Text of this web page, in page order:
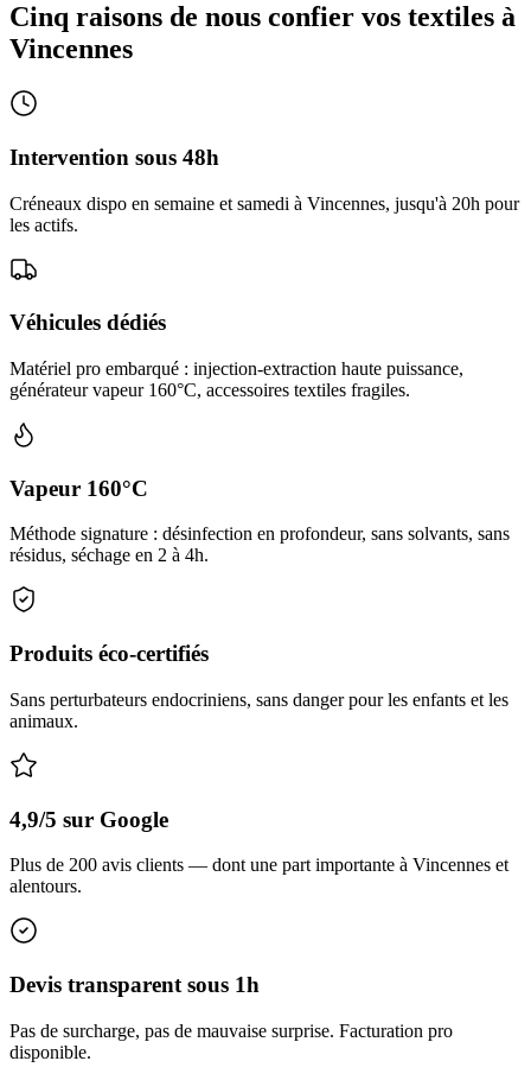
Cinq raisons de nous confier vos textiles à
Vincennes
Intervention sous 48h
Créneaux dispo en semaine et samedi à Vincennes, jusqu'à 20h pour
les actifs.
Véhicules dédiés
Matériel pro embarqué : injection-extraction haute puissance,
générateur vapeur 160°C, accessoires textiles fragiles.
Vapeur 160°C
Méthode signature : désinfection en profondeur, sans solvants, sans
résidus, séchage en 2 à 4h.
Produits éco-certifiés
Sans perturbateurs endocriniens, sans danger pour les enfants et les
animaux.
4,9/5 sur Google
Plus de 200 avis clients — dont une part importante à Vincennes et
alentours.
Devis transparent sous 1h
Pas de surcharge, pas de mauvaise surprise. Facturation pro
disponible.